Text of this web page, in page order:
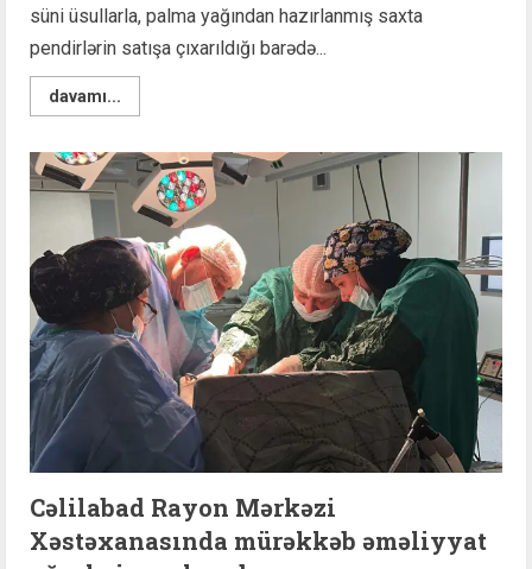
süni üsullarla, palma yağından hazırlanmış saxta
pendirlərin satışa çıxarıldığı barədə...
davamı...
more
yağından
hazırlanan
saxta
pendirlər
Necə
tanıyaq?
Alıcılar
üçün
vacib
xəbər!
Cəlilabad Rayon Mərkəzi
Xəstəxanasında mürəkkəb əməliyyat